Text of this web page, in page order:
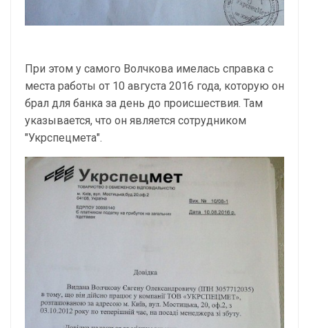
При этом у самого Волчкова имелась справка с
места работы от 10 августа 2016 года, которую он
брал для банка за день до происшествия. Там
указывается, что он является сотрудником
"Укрспецмета".